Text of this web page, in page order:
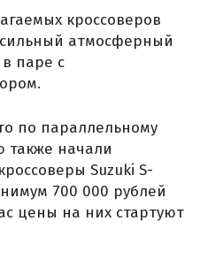
кроссоверов
атмосферный
паре с
по параллельному
также начали
Suzuki S-
700 000 рублей
цены на них стартуют